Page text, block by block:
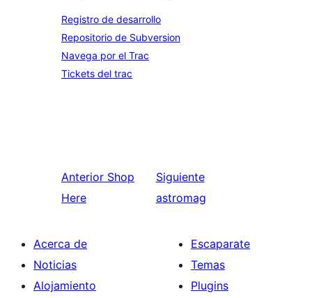
Registro de desarrollo
Repositorio de Subversion
Navega por el Trac
Tickets del trac
Anterior Shop
Here
Siguiente
astromag
Acerca de
Noticias
Alojamiento
Escaparate
Temas
Plugins